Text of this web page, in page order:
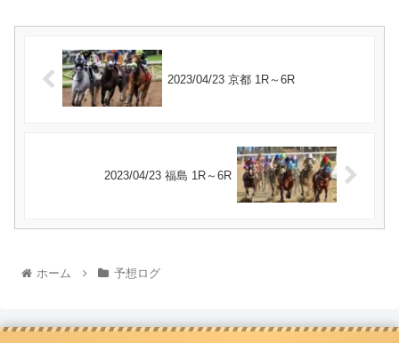
2023/04/23 京都 1R～6R
2023/04/23 福島 1R～6R
ホーム 予想ログ